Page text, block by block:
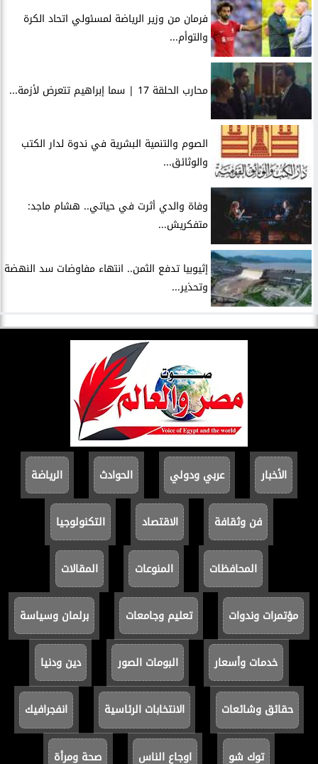
فرمان من وزير الرياضة لمسئولي اتحاد الكرة
والتوأم...
محارب الحلقة 17 | سما إبراهيم تتعرض لأزمة...
الصوم والتنمية البشرية في ندوة لدار الكتب
والوثائق...
وفاة والدي أثرت في حياتي.. هشام ماجد:
متفكريش...
إثيوبيا تدفع الثمن.. انتهاء مفاوضات سد النهضة
وتحذير...
الأخبار عربي ودولي الحوادث الرياضة
فن وثقافة الاقتصاد التكنولوجيا
المحافظات المنوعات المقالات
مؤتمرات وندوات تعليم وجامعات برلمان وسياسة
خدمات وأسعار البومات الصور دين ودنيا
حقائق وشائعات الانتخابات الرئاسية انفجرافيك
توك شو اوجاع الناس صحة ومرأة